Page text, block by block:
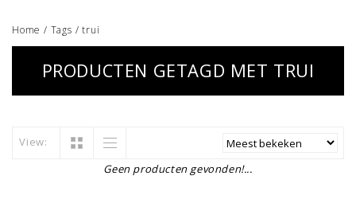
Home / Tags /trui
PRODUCTEN GETAGD MET TRUI
View:
Geen producten gevonden!...